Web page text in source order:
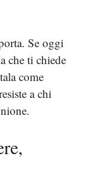
Se oggi
che ti chiede
come
a chi